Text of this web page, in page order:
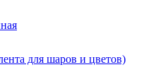
для шаров и цветов)